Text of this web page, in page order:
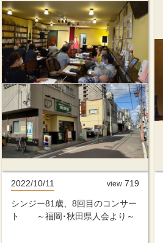
2022/10/11
シンジー81歳、8回目のコンサー
ト ～福岡･秋田県人会より～
view 719